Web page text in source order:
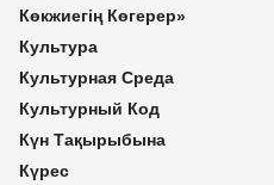
Көкжиегің Көгерер»
Культура
Культурная Среда
Культурный Код
Күн Тақырыбына
Күрес